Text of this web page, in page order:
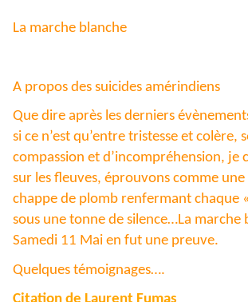
La marche blanche
A propos des suicides amérindiens
Que dire après les derniers
si ce n’est qu’entre tristesse et colère,
compassion et d’incompréhension, je
sur les fleuves, éprouvons comme
chappe de plomb renfermant chaque
sous une tonne de silence…La marche
Samedi 11 Mai en fut une preuve.
Quelques témoignages….